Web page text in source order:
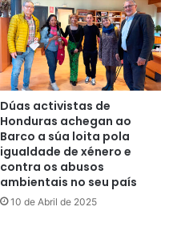
Dúas activistas de
Honduras achegan ao
Barco a súa loita pola
igualdade de xénero e
contra os abusos
ambientais no seu país
10 de Abril de 2025